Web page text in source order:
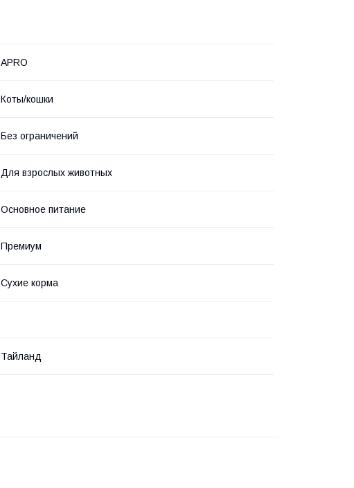
APRO
Коты/кошки
Без ограничений
Для взрослых животных
Основное питание
Премиум
Сухие корма
Тайланд